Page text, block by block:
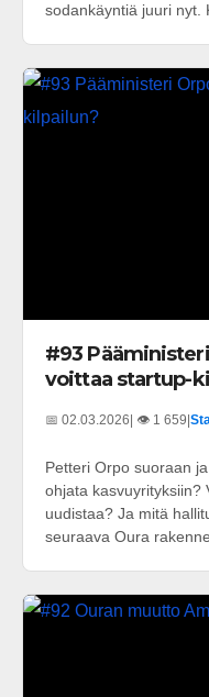
sodankäyntiä juuri nyt.
#93
voittaa startup-
📅 02.03.2026| 👁️ 1 659|
Petteri Orpo suoraan
ohjata kasvuyrityksiin?
uudistaa? Ja mitä
seuraava Oura